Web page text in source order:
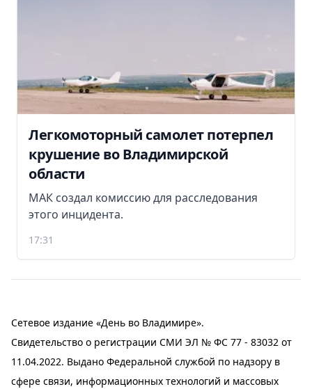
Легкомоторный самолет потерпел
крушение во Владимирской
области
МАК создал комиссию для расследования
этого инцидента.
17:31
Сетевое издание «День во Владимире».
Свидетельство о регистрации СМИ ЭЛ № ФС 77 - 83032 от
11.04.2022. Выдано Федеральной службой по надзору в
сфере связи, информационных технологий и массовых